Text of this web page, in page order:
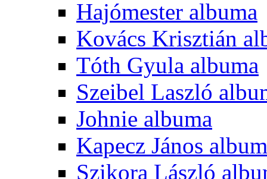
Hajómester albuma
Kovács Krisztián
Tóth Gyula albuma
Szeibel Laszló
Johnie albuma
Kapecz János
Szikora László